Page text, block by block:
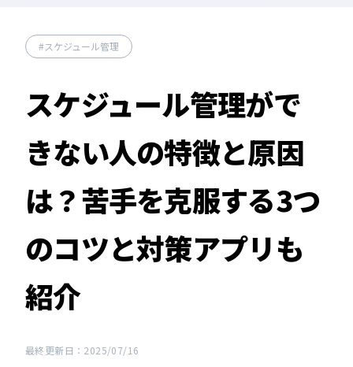
スケジュール管理
スケジュール管理がで
きない人の特徴と原因
は？苦手を克服する3つ
のコツと対策アプリも
紹介
最終更新日：2025/07/16